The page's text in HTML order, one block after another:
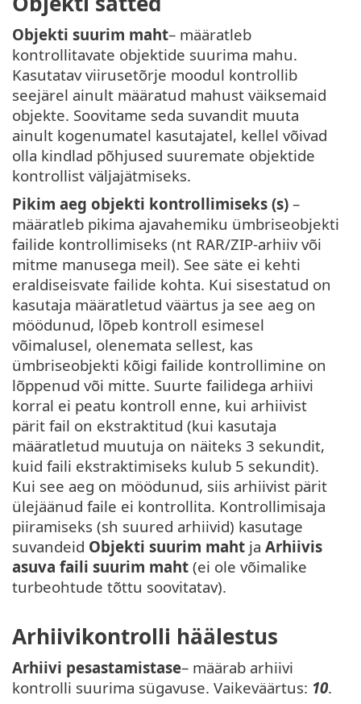
Objekti suurim maht– määratleb
kontrollitavate objektide suurima mahu.
Kasutatav viirusetõrje moodul kontrollib
seejärel ainult määratud mahust väiksemaid
objekte. Soovitame seda suvandit muuta
ainult kogenumatel kasutajatel, kellel võivad
olla kindlad põhjused suuremate objektide
kontrollist väljajätmiseks.
Pikim aeg objekti kontrollimiseks (s) –
määratleb pikima ajavahemiku ümbriseobjekti
failide kontrollimiseks (nt RAR/ZIP-arhiiv või
mitme manusega meil). See säte ei kehti
eraldiseisvate failide kohta. Kui sisestatud on
kasutaja määratletud väärtus ja see aeg on
möödunud, lõpeb kontroll esimesel
võimalusel, olenemata sellest, kas
ümbriseobjekti kõigi failide kontrollimine on
lõppenud või mitte. Suurte failidega arhiivi
korral ei peatu kontroll enne, kui arhiivist
pärit fail on ekstraktitud (kui kasutaja
määratletud muutuja on näiteks 3 sekundit,
kuid faili ekstraktimiseks kulub 5 sekundit).
Kui see aeg on möödunud, siis arhiivist pärit
ülejäänud faile ei kontrollita. Kontrollimisaja
piiramiseks (sh suured arhiivid) kasutage
suvandeid Objekti suurim maht ja Arhiivis
asuva faili suurim maht (ei ole võimalike
turbeohtude tõttu soovitatav).
Arhiivikontrolli häälestus
Arhiivi pesastamistase– määrab arhiivi
kontrolli suurima sügavuse. Vaikeväärtus: 10.